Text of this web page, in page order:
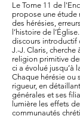
Le Tome 11 de
propose une
des hérésies,
l’histoire de
discours introductif
J.-J. Claris,
religion primitive
ci a évolué jusqu’à
Chaque hérésie ou
rigueur, en
générales et ses
lumière les effets
communautés